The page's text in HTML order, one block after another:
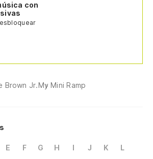
con
Brown Jr.My Mini Ramp
E F G H I J K
L